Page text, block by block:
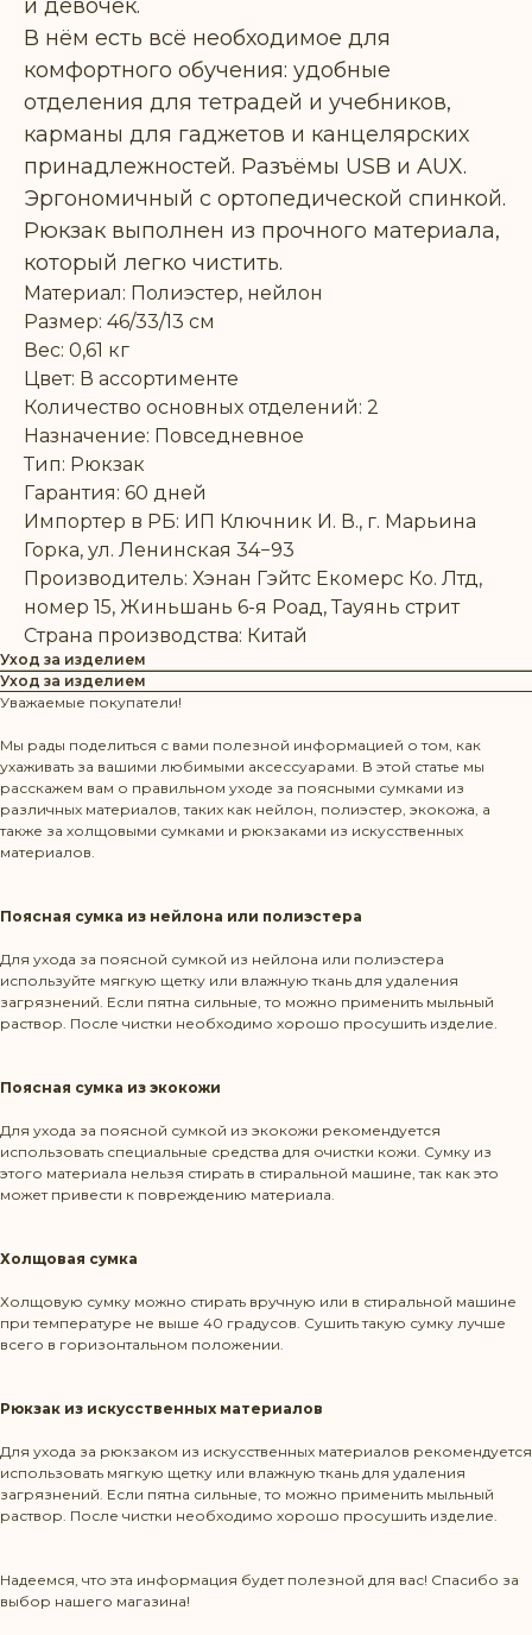
и девочек.
В нём есть всё необходимое для
комфортного обучения: удобные
отделения для тетрадей и учебников,
карманы для гаджетов и канцелярских
принадлежностей. Разъёмы USB и AUX.
Эргономичный с ортопедической спинкой.
Рюкзак выполнен из прочного материала,
который легко чистить.
Материал: Полиэстер, нейлон
Размер: 46/33/13 см
Вес: 0,61 кг
Цвет: В ассортименте
Количество основных отделений: 2
Назначение: Повседневное
Тип: Рюкзак
Гарантия: 60 дней
Импортер в РБ: ИП Ключник И. В., г. Марьина
Горка, ул. Ленинская 34−93
Производитель: Хэнан Гэйтс Екомерс Ко. Лтд,
номер 15, Жиньшань 6-я Роад, Тауянь стрит
Страна производства: Китай
Уход за изделием
Уход за изделием
Уважаемые покупатели!
Мы рады поделиться с вами полезной информацией о том, как
ухаживать за вашими любимыми аксессуарами. В этой статье мы
расскажем вам о правильном уходе за поясными сумками из
различных материалов, таких как нейлон, полиэстер, экокожа, а
также за холщовыми сумками и рюкзаками из искусственных
материалов.
Поясная сумка из нейлона или полиэстера
Для ухода за поясной сумкой из нейлона или полиэстера
используйте мягкую щетку или влажную ткань для удаления
загрязнений. Если пятна сильные, то можно применить мыльный
раствор. После чистки необходимо хорошо просушить изделие.
Поясная сумка из экокожи
Для ухода за поясной сумкой из экокожи рекомендуется
использовать специальные средства для очистки кожи. Сумку из
этого материала нельзя стирать в стиральной машине, так как это
может привести к повреждению материала.
Холщовая сумка
Холщовую сумку можно стирать вручную или в стиральной машине
при температуре не выше 40 градусов. Сушить такую сумку лучше
всего в горизонтальном положении.
Рюкзак из искусственных материалов
Для ухода за рюкзаком из искусственных материалов рекомендуется
использовать мягкую щетку или влажную ткань для удаления
загрязнений. Если пятна сильные, то можно применить мыльный
раствор. После чистки необходимо хорошо просушить изделие.
Надеемся, что эта информация будет полезной для вас! Спасибо за
выбор нашего магазина!
Политика конфиденциальности